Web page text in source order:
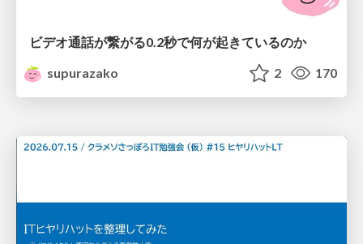
ビデオ通話が繋がる0.2秒で何が起きているのか
supurazako
2 170